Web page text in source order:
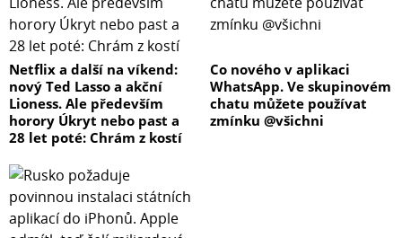
Netflix a další na víkend:
nový Ted Lasso a akční
Lioness. Ale především
horory Úkryt nebo past a
28 let poté: Chrám z kostí
Co nového v aplikaci
WhatsApp. Ve skupinovém
chatu můžete používat
zmínku @všichni